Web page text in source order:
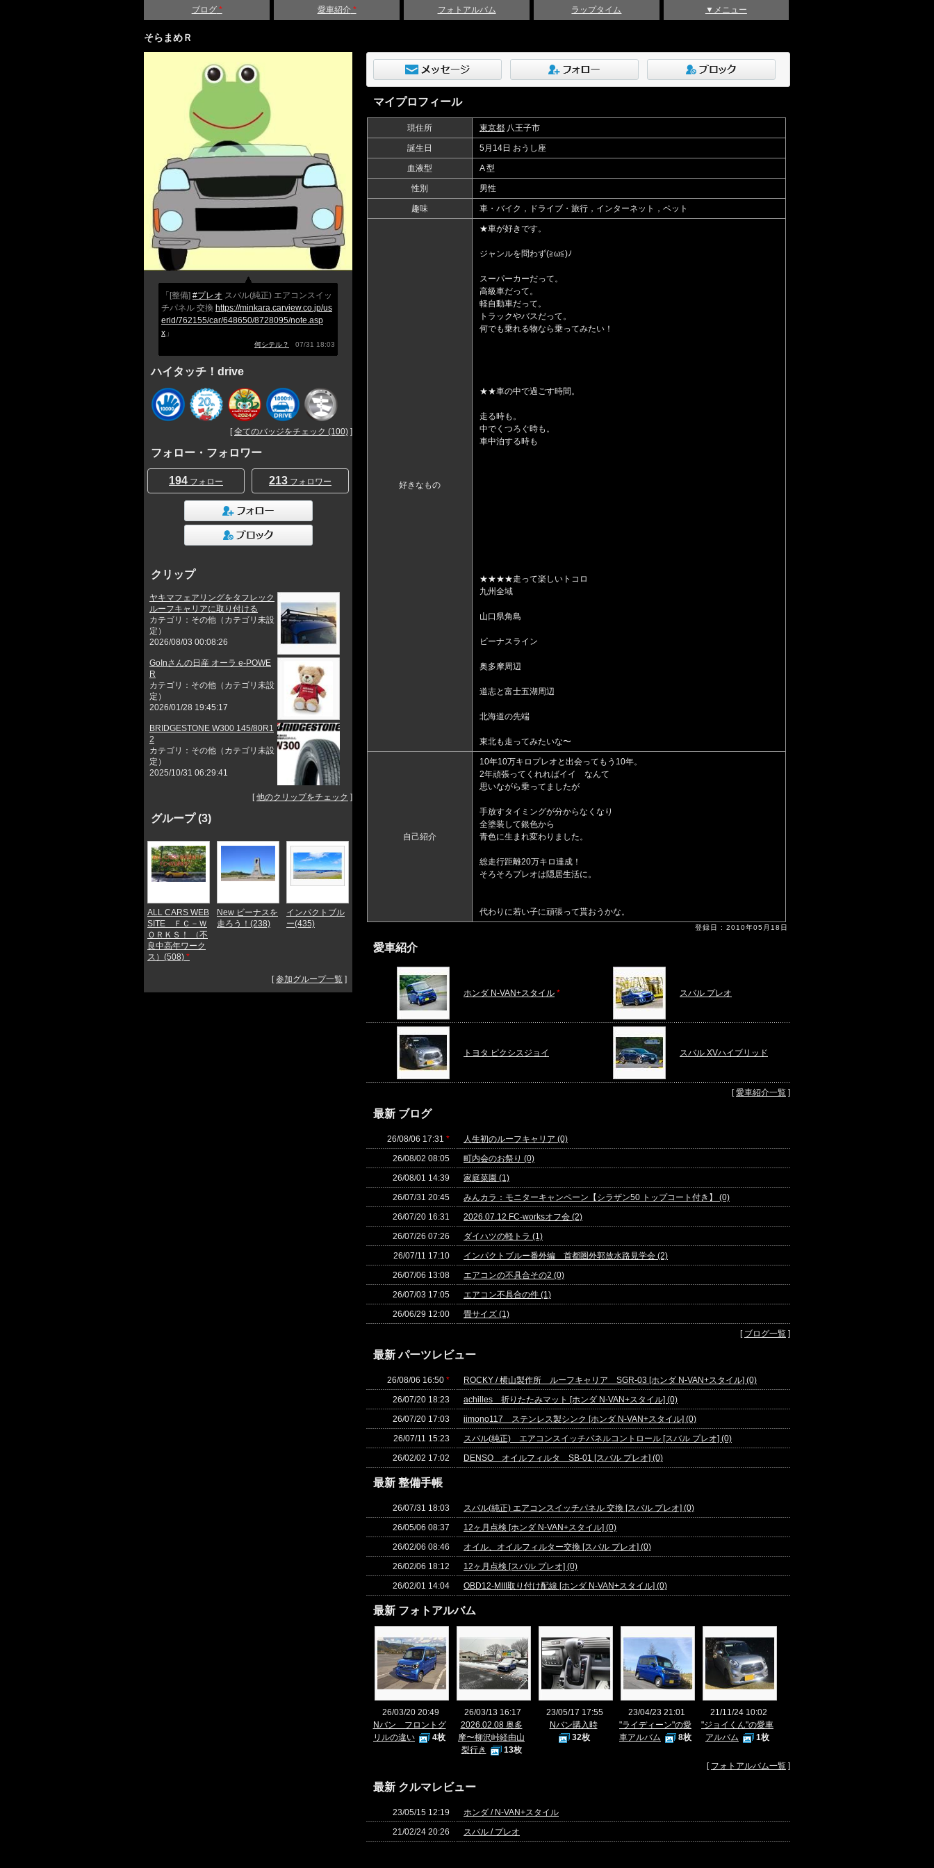
ブログ* 愛車紹介* フォトアルバム ラップタイム ▼メニュー
そらまめＲ
「[整備] #プレオ スバル(純正) エアコンスイッ
チパネル 交換 https://minkara.carview.co.jp/us
erid/762155/car/648650/8728095/note.asp
x 」
何シテル？ 07/31 18:03
ハイタッチ！drive
[全てのバッジをチェック (100) ]
フォロー・フォロワー
194 フォロー 213 フォロワー
クリップ
ヤキマフェアリングをタフレック
ルーフキャリアに取り付ける
カテゴリ：その他（カテゴリ未設
定）
2026/08/03 00:08:26
GoInさんの日産 オーラ e-POWE
R
カテゴリ：その他（カテゴリ未設
定）
2026/01/28 19:45:17
BRIDGESTONE W300 145/80R1
2
カテゴリ：その他（カテゴリ未設
定）
2025/10/31 06:29:41
[他のクリップをチェック ]
グループ (3)
ALL CARS WEB
SITE ＦＣ－Ｗ
ＯＲＫＳ！ （不
良中高年ワーク
ス）(508) *
New ビーナスを
走ろう！(238)
インパクトブル
ー(435)
[参加グループ一覧 ]
マイプロフィール
現住所 東京都 八王子市
誕生日 5月14日 おうし座
血液型 A 型
性別 男性
趣味 車・バイク，ドライブ・旅行，インターネット，ペット
好きなもの
★車が好きです。
ジャンルを問わず(≧ω≦)ﾉ
スーパーカーだって。
高級車だって。
軽自動車だって。
トラックやバスだって。
何でも乗れる物なら乗ってみたい！
★★車の中で過ごす時間。
走る時も。
中でくつろぐ時も。
車中泊する時も
★★★★走って楽しいトコロ
九州全域
山口県角島
ビーナスライン
奥多摩周辺
道志と富士五湖周辺
北海道の先端
東北も走ってみたいな〜
自己紹介
10年10万キロプレオと出会ってもう10年。
2年頑張ってくれればイイ なんて
思いながら乗ってましたが
手放すタイミングが分からなくなり
全塗装して銀色から
青色に生まれ変わりました。
総走行距離20万キロ達成！
そろそろプレオは隠居生活に。
代わりに若い子に頑張って貰おうかな。
登録日 : 2010年05月18日
愛車紹介
ホンダ N-VAN+スタイル * スバル プレオ
トヨタ ピクシスジョイ スバル XVハイブリッド
[愛車紹介一覧 ]
最新 ブログ
26/08/06 17:31 *
人生初のルーフキャリア (0)
26/08/02 08:05
町内会のお祭り (0)
26/08/01 14:39
家庭菜園 (1)
26/07/31 20:45
みんカラ：モニターキャンペーン【シラザン50 トップコート付き】 (0)
26/07/20 16:31
2026.07.12 FC-worksオフ会 (2)
26/07/26 07:26
ダイハツの軽トラ (1)
26/07/11 17:10
インパクトブルー番外編 首都圏外郭放水路見学会 (2)
26/07/06 13:08
エアコンの不具合その2 (0)
26/07/03 17:05
エアコン不具合の件 (1)
26/06/29 12:00
畳サイズ (1)
[ ブログ一覧 ]
最新 パーツレビュー
26/08/06 16:50 *
ROCKY / 横山製作所 ルーフキャリア SGR-03 [ホンダ N-VAN+スタイル] (0)
26/07/20 18:23
achilles 折りたたみマット [ホンダ N-VAN+スタイル] (0)
26/07/20 17:03
iimono117 ステンレス製シンク [ホンダ N-VAN+スタイル] (0)
26/07/11 15:23
スバル(純正) エアコンスイッチパネルコントロール [スバル プレオ] (0)
26/02/02 17:02
DENSO オイルフィルタ SB-01 [スバル プレオ] (0)
最新 整備手帳
26/07/31 18:03
スバル(純正) エアコンスイッチパネル 交換 [スバル プレオ] (0)
26/05/06 08:37
12ヶ月点検 [ホンダ N-VAN+スタイル] (0)
26/02/06 08:46
オイル、オイルフィルター交換 [スバル プレオ] (0)
26/02/06 18:12
12ヶ月点検 [スバル プレオ] (0)
26/02/01 14:04
OBD12-MIII取り付け配線 [ホンダ N-VAN+スタイル] (0)
最新 フォトアルバム
26/03/20 20:49
Nバン フロントグ
リルの違い
4枚
26/03/13 16:17
2026.02.08 奥多
摩〜柳沢峠経由山
梨行き
13枚
23/05/17 17:55
Nバン購入時
32枚
23/04/23 21:01
"ライディーン"の愛
車アルバム
8枚
21/11/24 10:02
"ジョイくん"の愛車
アルバム
1枚
[ フォトアルバム一覧 ]
最新 クルマレビュー
23/05/15 12:19
ホンダ / N-VAN+スタイル
21/02/24 20:26
スバル / プレオ